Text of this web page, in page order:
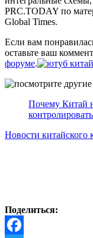
PRC.TODAY по
Global Times.
Если вам
оставьте ваш
форуме.
Почему Китай
Новости китайского
Поделиться: